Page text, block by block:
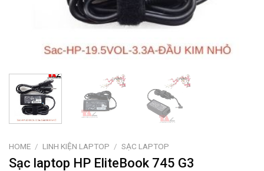
HOME / LINH KIỆN LAPTOP / SẠC LAPTOP
Sạc laptop HP EliteBook 745 G3